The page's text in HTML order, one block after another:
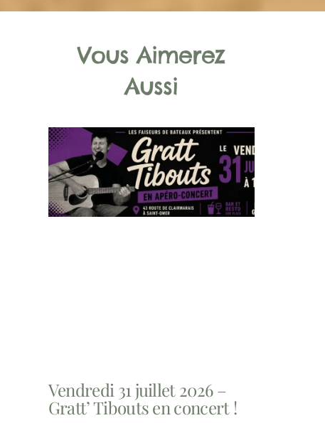
Vous Aimerez
Aussi
Vendredi 31 juillet 2026 –
Gratt’ Tibouts en concert !